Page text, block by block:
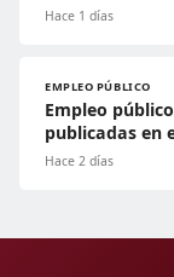
Hace 1 días
EMPLEO PÚBLICO
Empleo
publicadas en
Hace 2 días